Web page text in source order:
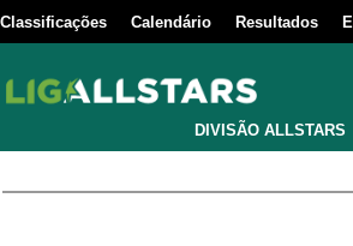
Classificações Calendário Resultados
DIVISÃO ALLSTARS